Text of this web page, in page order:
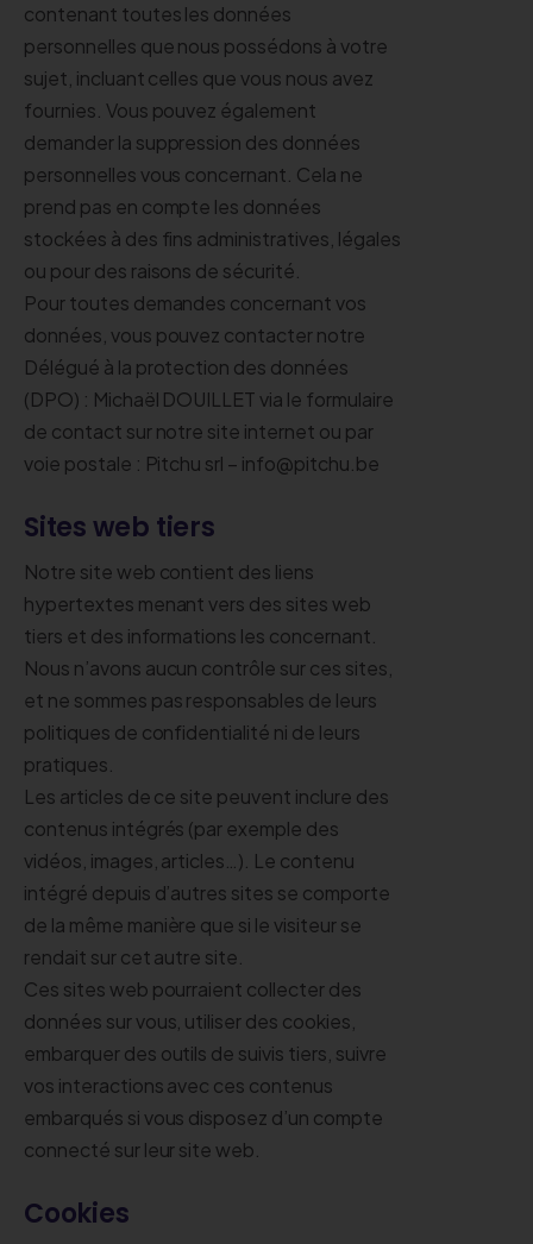
contenant toutes les données
personnelles que nous possédons à votre
sujet, incluant celles que vous nous avez
fournies. Vous pouvez également
demander la suppression des données
personnelles vous concernant. Cela ne
prend pas en compte les données
stockées à des fins administratives, légales
ou pour des raisons de sécurité.
Pour toutes demandes concernant vos
données, vous pouvez contacter notre
Délégué à la protection des données
(DPO) : Michaël DOUILLET via le formulaire
de contact sur notre site internet ou par
voie postale : Pitchu srl – info@pitchu.be
Sites web tiers
Notre site web contient des liens
hypertextes menant vers des sites web
tiers et des informations les concernant.
Nous n’avons aucun contrôle sur ces sites,
et ne sommes pas responsables de leurs
politiques de confidentialité ni de leurs
pratiques.
Les articles de ce site peuvent inclure des
contenus intégrés (par exemple des
vidéos, images, articles…). Le contenu
intégré depuis d’autres sites se comporte
de la même manière que si le visiteur se
rendait sur cet autre site.
Ces sites web pourraient collecter des
données sur vous, utiliser des cookies,
embarquer des outils de suivis tiers, suivre
vos interactions avec ces contenus
embarqués si vous disposez d’un compte
connecté sur leur site web.
Cookies